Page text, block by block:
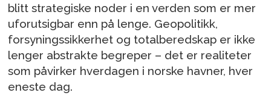
blitt strategiske noder i en verden som er mer
uforutsigbar enn på lenge. Geopolitikk,
forsyningssikkerhet og totalberedskap er ikke
lenger abstrakte begreper – det er realiteter
som påvirker hverdagen i norske havner, hver
eneste dag.